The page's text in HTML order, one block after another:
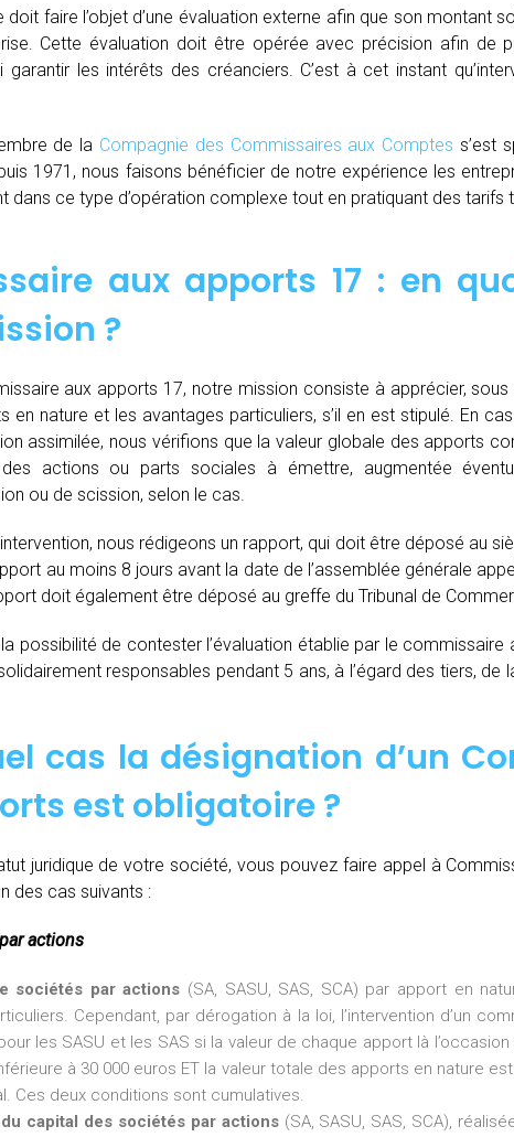
doit faire l’objet d’une évaluation externe afin que son montant
Cette évaluation doit être opérée avec précision afin de
les intérêts des créanciers. C’est à cet instant
de la Compagnie des Commissaires aux Comptes s’est
1971, nous faisons bénéficier de notre expérience les
dans ce type d’opération complexe tout en pratiquant des tarifs
aux apports 17 : en
?
aux apports 17, notre mission consiste à apprécier,
en nature et les avantages particuliers, s’il en est stipulé. En
assimilée, nous vérifions que la valeur globale des apports
actions ou parts sociales à émettre, augmentée
ou de scission, selon le cas.
nous rédigeons un rapport, qui doit être déposé au
au moins 8 jours avant la date de l’assemblée générale
doit également être déposé au greffe du Tribunal de
possibilité de contester l’évaluation établie par le commissaire
responsables pendant 5 ans, à l’égard des tiers, de
cas la désignation d’un
est obligatoire ?
juridique de votre société, vous pouvez faire appel à
des cas suivants :
actions
sociétés par actions (SA, SASU, SAS, SCA) par apport en
Cependant, par dérogation à la loi, l’intervention d’un
les SASU et les SAS si la valeur de chaque apport là
à 30 000 euros ET la valeur totale des apports en nature
Ces deux conditions sont cumulatives.
capital des sociétés par actions(SA, SASU, SAS, SCA),